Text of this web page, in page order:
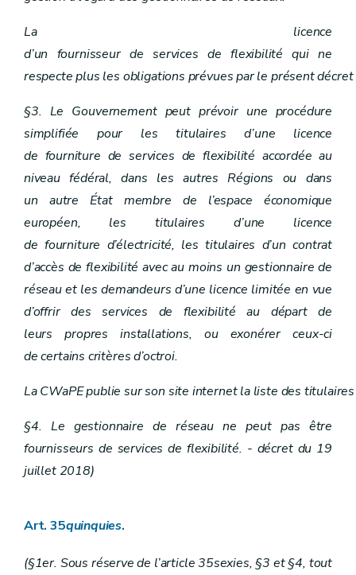
La licence
d’un fournisseur de services de flexibilité qui ne
respecte plus les obligations prévues par le présent
§3. Le Gouvernement peut prévoir une procédure
simplifiée pour les titulaires d’une licence
de fourniture de services de flexibilité accordée au
niveau fédéral, dans les autres Régions ou dans
un autre État membre de l’espace économique
européen, les titulaires d’une licence
de fourniture d’électricité, les titulaires d’un contrat
d’accès de flexibilité avec au moins un gestionnaire de
réseau et les demandeurs d’une licence limitée en vue
d’offrir des services de flexibilité au départ de
leurs propres installations, ou exonérer ceux-ci
de certains critères d’octroi.
La CWaPE publie sur son site internet la liste des
§4. Le gestionnaire de réseau ne peut pas être
fournisseurs de services de flexibilité. - décret du 19
juillet 2018)
Art. 35quinquies.
(§1er. Sous réserve de l’article 35sexies, §3 et §4, tout